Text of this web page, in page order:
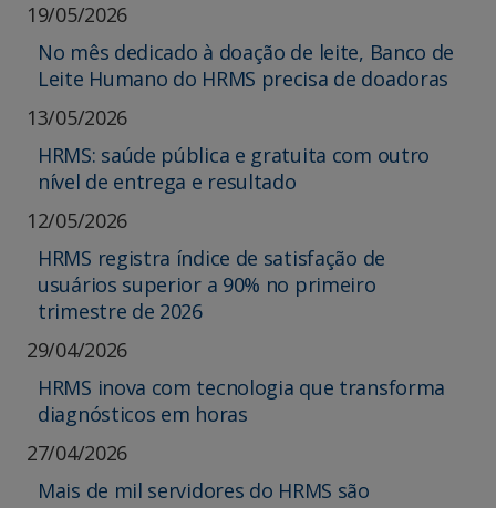
19/05/2026
No mês dedicado à doação de leite, Banco de
Leite Humano do HRMS precisa de doadoras
13/05/2026
HRMS: saúde pública e gratuita com outro
nível de entrega e resultado
12/05/2026
HRMS registra índice de satisfação de
usuários superior a 90% no primeiro
trimestre de 2026
29/04/2026
HRMS inova com tecnologia que transforma
diagnósticos em horas
27/04/2026
Mais de mil servidores do HRMS são